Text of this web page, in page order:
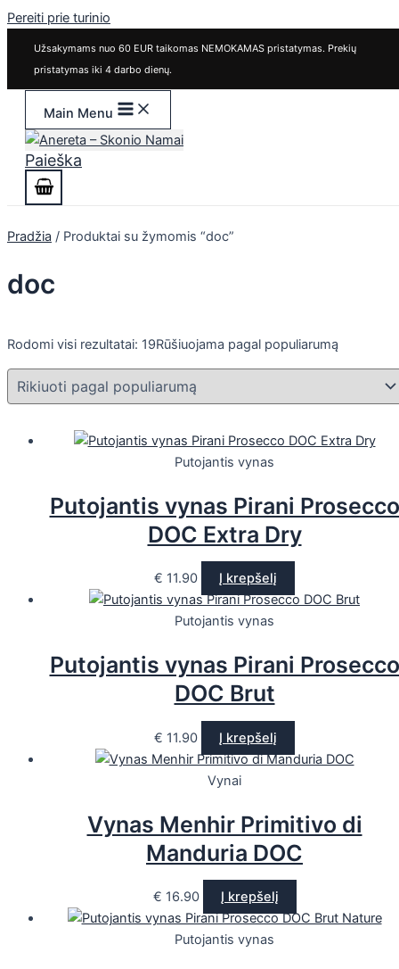
Pereiti prie turinio
Užsakymams nuo 60 EUR taikomas NEMOKAMAS pristatymas. Prekių
pristatymas iki 4 darbo dienų.
Main Menu
Paieška
Pradžia / Produktai su žymomis “doc”
doc
Rodomi visi rezultatai: 19Rūšiuojama pagal populiarumą
Putojantis vynas
Putojantis vynas Pirani Prosecco
DOC Extra Dry
€ 11.90 Į krepšelį
Putojantis vynas
Putojantis vynas Pirani Prosecco
DOC Brut
€ 11.90 Į krepšelį
Vynai
Vynas Menhir Primitivo di
Manduria DOC
€ 16.90 Į krepšelį
Putojantis vynas